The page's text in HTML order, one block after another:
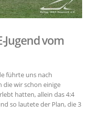
Jugend vom
führte uns nach
die wir schon einige
hatten, allein das 4:4
so lautete der Plan, die 3